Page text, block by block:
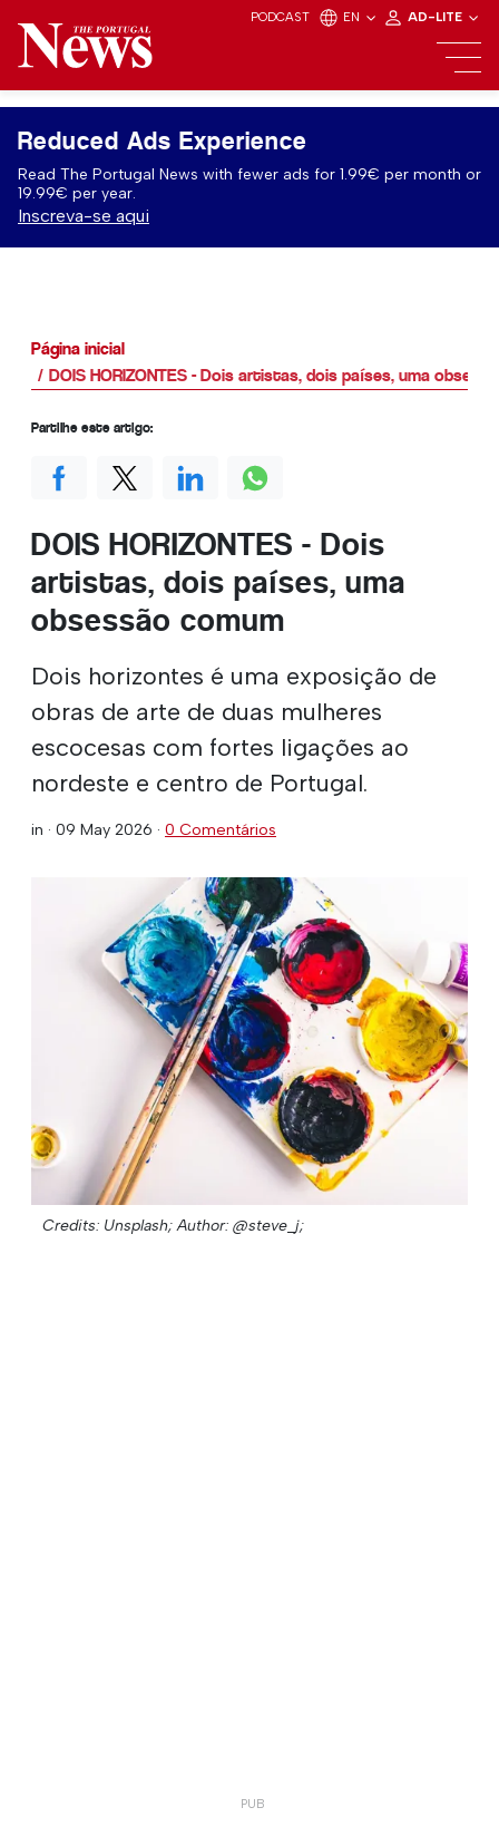
PODCAST EN AD-LITE
Reduced Ads Experience
Read The Portugal News with fewer ads for 1.99€ per month or
19.99€ per year.
Inscreva-se aqui
Página inicial
DOIS HORIZONTES - Dois artistas, dois países, uma
DOIS HORIZONTES - Dois
artistas, dois países, uma
obsessão comum
Dois horizontes é uma exposição de
obras de arte de duas mulheres
escocesas com fortes ligações ao
nordeste e centro de Portugal.
in · 09 May 2026 · 0 Comentários
Credits: Unsplash; Author: @steve_j;
Partilhe este artigo: